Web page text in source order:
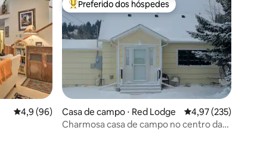
4,9 de uma avaliação média de 5, 96 avaliações
4,9 (96)
Entre os melhores preferidos dos hóspedes
Preferido dos hóspedes
Casa de campo ⋅ Red Lodge 4,97 de uma avaliação
4,97 (235)
Charmosa casa de campo no centro da